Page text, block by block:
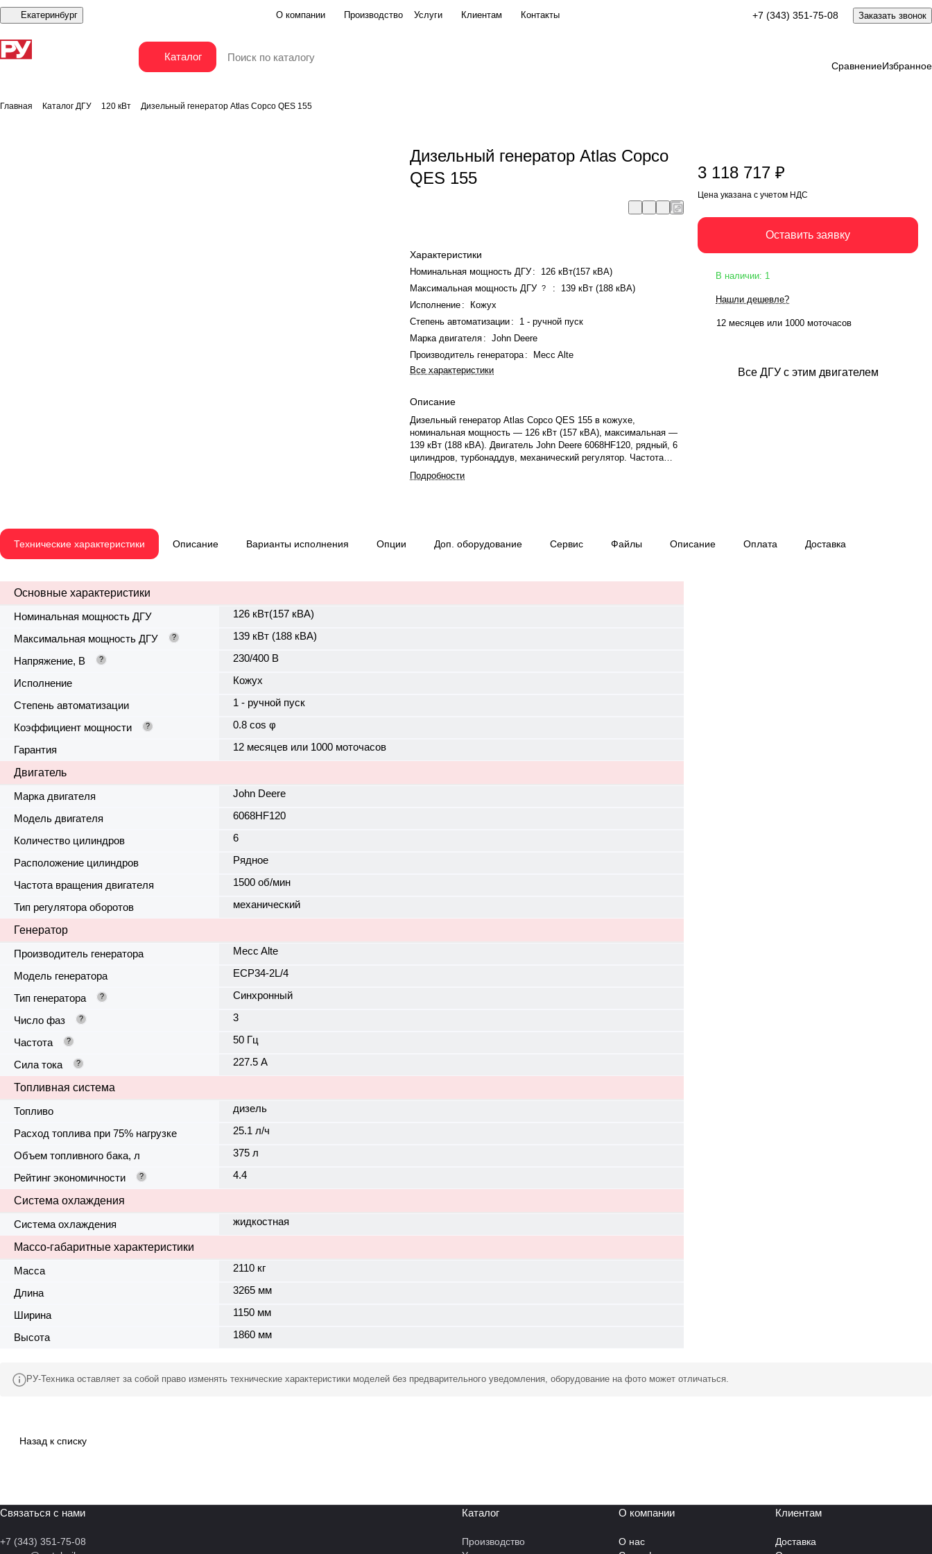
Екатеринбург О компании Производство Услуги Клиентам Контакты +7 (343) 351-75-08 Заказать звонок
Каталог
СравнениеИзбранное
Главная Каталог ДГУ 120 кВт Дизельный генератор Atlas Copco QES 155
Дизельный генератор Atlas Copco
QES 155
Дизельный генератор Atlas Copco QES 155 Оставить заявку
Характеристики
Номинальная мощность ДГУ:
126 кВт(157 кВА)
Максимальная мощность ДГУ ? :
139 кВт (188 кВА)
Исполнение :
Кожух
Степень автоматизации :
1 - ручной пуск
Марка двигателя :
John Deere
Производитель генератора:
Mecc Alte
Все характеристики
Описание
Дизельный генератор Atlas Copco QES 155 в кожухе,
номинальная мощность — 126 кВт (157 кВА), максимальная —
139 кВт (188 кВА). Двигатель John Deere 6068HF120, рядный, 6
цилиндров, турбонаддув, механический регулятор. Частота
вращения 1500 об/мин, охлаждение жидкостное. Генератор
Mecc Alte ECP34-2L/4, синхронный, 50 Гц. Пусковой ток — 227.5
или 1000 моточасов.
Подробности
3 118 717 ₽
Цена указана с учетом НДС
Оставить заявку
В наличии: 1
Нашли дешевле?
12 месяцев или 1000 моточасов
Все ДГУ с этим двигателем
Технические характеристики Описание Варианты исполнения Опции Доп. оборудование Сервис Файлы Описание Оплата Доставка
Основные характеристики
Номинальная мощность ДГУ
126 кВт(157 кВА)
Максимальная мощность ДГУ ? 139 кВт (188 кВА)
Напряжение, В ? 230/400 В
Исполнение Кожух
Степень автоматизации 1 - ручной пуск
Коэффициент мощности ? 0.8 cos φ
Гарантия 12 месяцев или 1000 моточасов
Двигатель
Марка двигателя
John Deere
Модель двигателя 6068HF120
Количество цилиндров 6
Расположение цилиндров Рядное
Частота вращения двигателя 1500 об/мин
Тип регулятора оборотов механический
Генератор
Производитель генератора
Mecc Alte
Модель генератора ECP34-2L/4
Тип генератора ? Синхронный
Число фаз ? 3
Частота ? 50 Гц
Сила тока ? 227.5 А
Топливная система
Топливо
дизель
Расход топлива при 75% нагрузке 25.1 л/ч
Объем топливного бака, л 375 л
Рейтинг экономичности ? 4.4
Система охлаждения
Система охлаждения
жидкостная
Массо-габаритные характеристики
Масса
2110 кг
Длина 3265 мм
Ширина 1150 мм
Высота 1860 мм
РУ-Техника оставляет за собой право изменять технические характеристики моделей без предварительного уведомления, оборудование на фото может отличаться.
Назад к списку
Связаться с нами
+7 (343) 351-75-08
Каталог
Производство
О компании
О нас
Клиентам
Доставка